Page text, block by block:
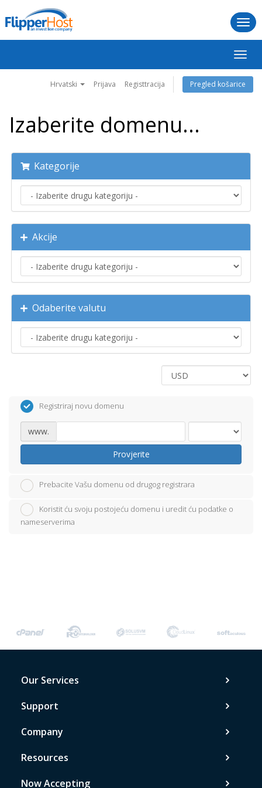
Hrvatski Prijava Registtracija Pregled košarice
Izaberite domenu...
Kategorije
Akcije
Odaberite valutu
Registriraj novu domenu
www.
Provjerite
Prebacite Vašu domenu od drugog registrara
Koristit ću svoju postojeću domenu i uredit ću podatke o
nameserverima
Our Services
Support
Company
Resources
Now Accepting